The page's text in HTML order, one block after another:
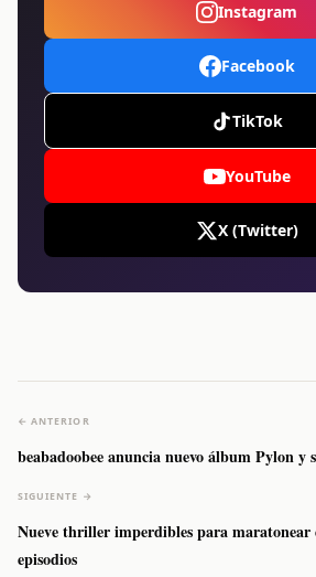
Instagram
Facebook
TikTok
YouTube
X (Twitter)
← ANTERIOR
beabadoobee anuncia nuevo álbum Pylon
SIGUIENTE →
Nueve thriller imperdibles para maratonear
episodios